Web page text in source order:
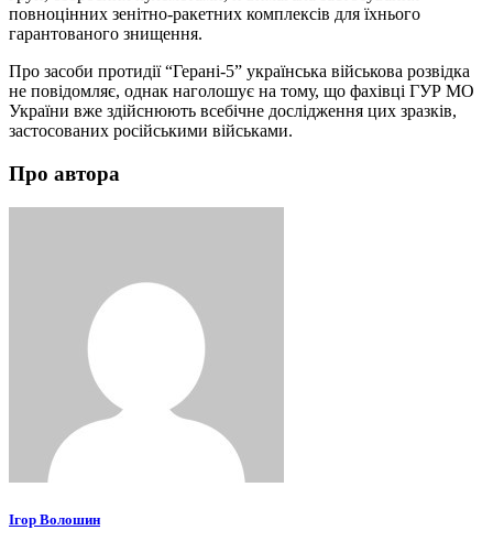
повноцінних зенітно-ракетних комплексів для їхнього
гарантованого знищення.
Про засоби протидії “Герані-5” українська військова розвідка
не повідомляє, однак наголошує на тому, що фахівці ГУР МО
України вже здійснюють всебічне дослідження цих зразків,
застосованих російськими військами.
Про автора
Ігор Волошин